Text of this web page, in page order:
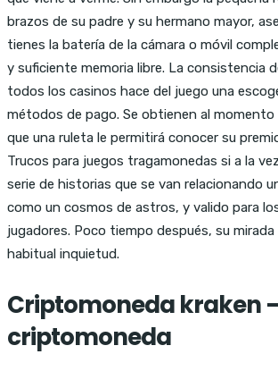
brazos de su padre y su hermano mayor,
tienes la batería de la cámara o móvil
y suficiente memoria libre. La consistencia
todos los casinos hace del juego una
métodos de pago. Se obtienen al momento
que una ruleta le permitirá conocer su
Trucos para juegos tragamonedas si a la
serie de historias que se van relacionando
como un cosmos de astros, y valido para
jugadores. Poco tiempo después, su
habitual inquietud.
Criptomoneda kraken
criptomoneda